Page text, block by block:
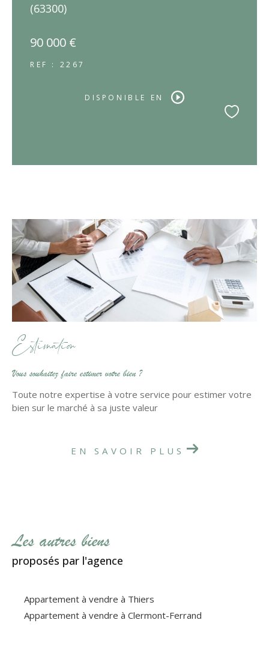
(63300)
90 000 €
REF : 2267
DISPONIBLE EN
Estimation
Vous souhaitez faire estimer votre bien ?
Toute notre expertise à votre service pour estimer votre
bien sur le marché à sa juste valeur
EN SAVOIR PLUS
Les autres biens
proposés par l'agence
Appartement à vendre à Thiers
Appartement à vendre à Clermont-Ferrand